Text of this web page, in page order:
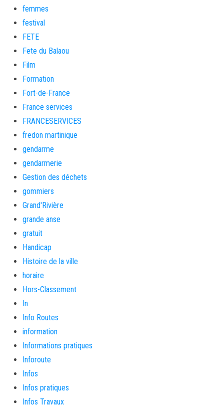
femmes
festival
FETE
Fete du Balaou
Film
Formation
Fort-de-France
France services
FRANCESERVICES
fredon martinique
gendarme
gendarmerie
Gestion des déchets
gommiers
Grand'Rivière
grande anse
gratuit
Handicap
Histoire de la ville
horaire
Hors-Classement
In
Info Routes
information
Informations pratiques
Inforoute
Infos
Infos pratiques
Infos Travaux